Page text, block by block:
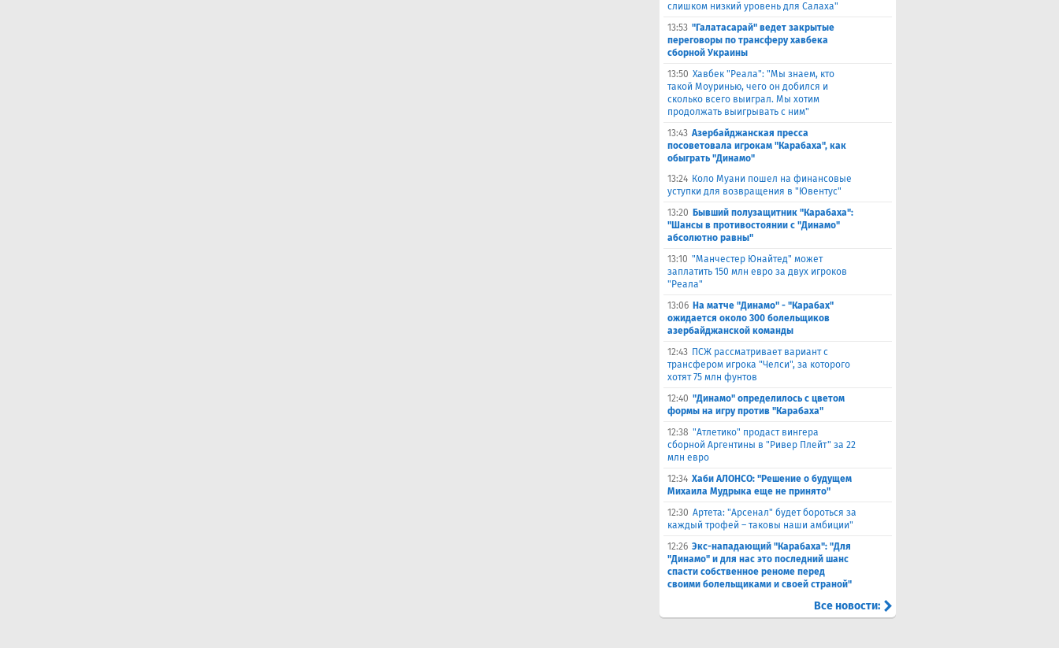
слишком низкий уровень для Салаха"
13:53 "Галатасарай" ведет закрытые
переговоры по трансферу хавбека
сборной Украины
13:50 Хавбек "Реала": "Мы знаем, кто
такой Моуринью, чего он добился и
сколько всего выиграл. Мы хотим
продолжать выигрывать с ним"
13:43 Азербайджанская пресса
посоветовала игрокам "Карабаха", как
обыграть "Динамо"
13:24 Коло Муани пошел на финансовые
уступки для возвращения в "Ювентус"
13:20 Бывший полузащитник "Карабаха":
"Шансы в противостоянии с "Динамо"
абсолютно равны"
13:10 "Манчестер Юнайтед" может
заплатить 150 млн евро за двух игроков
"Реала"
13:06 На матче "Динамо" - "Карабах"
ожидается около 300 болельщиков
азербайджанской команды
12:43 ПСЖ рассматривает вариант с
трансфером игрока "Челси", за которого
хотят 75 млн фунтов
12:40 "Динамо" определилось с цветом
формы на игру против "Карабаха"
12:38 "Атлетико" продаст вингера
сборной Аргентины в "Ривер Плейт" за 22
млн евро
12:34 Хаби АЛОНСО: "Решение о будущем
Михаила Мудрыка еще не принято"
12:30 Артета: "Арсенал" будет бороться за
каждый трофей – таковы наши амбиции"
12:26 Экс-нападающий "Карабаха": "Для
"Динамо" и для нас это последний шанс
спасти собственное реноме перед
своими болельщиками и своей страной"
Все новости: